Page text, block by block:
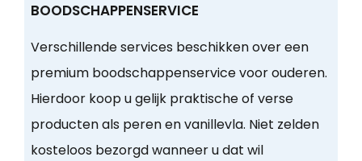
BOODSCHAPPENSERVICE
Verschillende services beschikken over een
premium boodschappenservice voor ouderen.
Hierdoor koop u gelijk praktische of verse
producten als peren en vanillevla. Niet zelden
kosteloos bezorgd wanneer u dat wil